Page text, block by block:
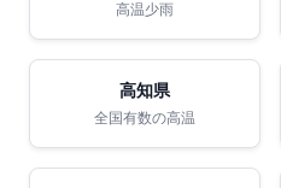
高温少雨
高知県
全国有数の高温